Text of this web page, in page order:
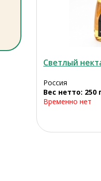
Светлый
Россия
Вес нетто: 250
Временно нет